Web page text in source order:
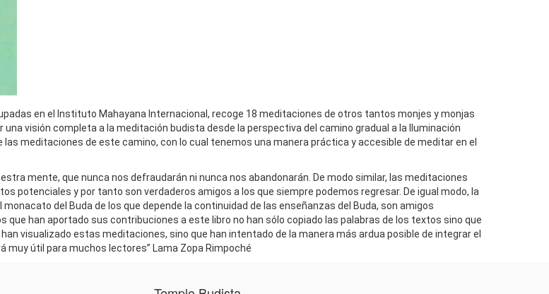
en el Instituto Mahayana Internacional, recoge 18 meditaciones de otros tantos monjes y monjas
visión completa a la meditación budista desde la perspectiva del camino gradual a la Iluminación
meditaciones de este camino, con lo cual tenemos una manera práctica y accesible de meditar en el
mente, que nunca nos defraudarán ni nunca nos abandonarán. De modo similar, las meditaciones
potenciales y por tanto son verdaderos amigos a los que siempre podemos regresar. De igual modo, la
del Buda de los que depende la continuidad de las enseñanzas del Buda, son amigos
han aportado sus contribuciones a este libro no han sólo copiado las palabras de los textos sino que
visualizado estas meditaciones, sino que han intentado de la manera más ardua posible de integrar el
útil para muchos lectores” Lama Zopa Rimpoché